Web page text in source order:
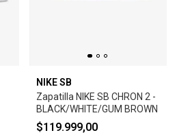
NIKE SB
Zapatilla NIKE SB CHRON 2 -
BLACK/WHITE/GUM BROWN
$119.999,00